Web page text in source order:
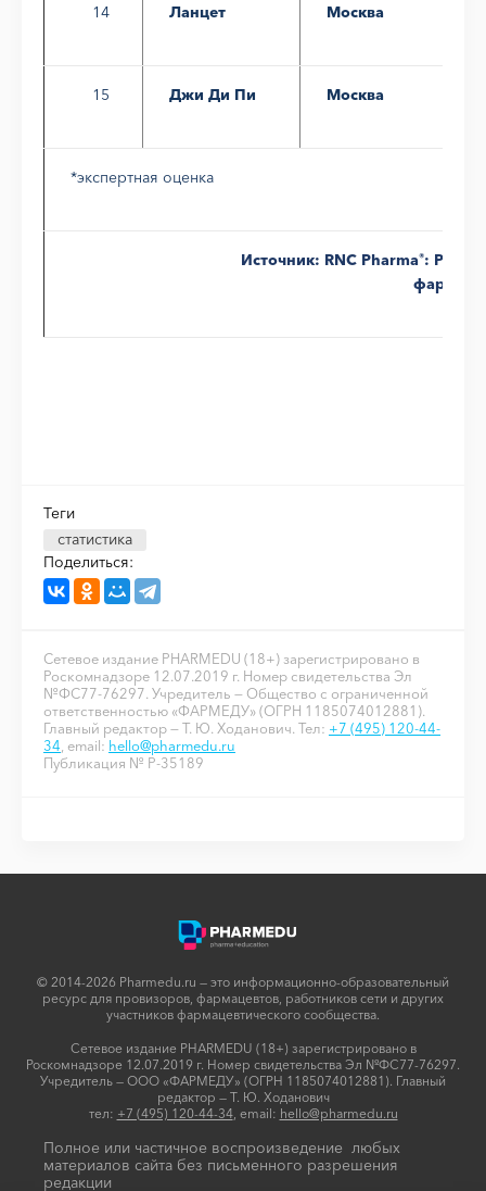
14 Ланцет Москва
15 Джи Ди Пи Москва
*экспертная оценка
Источник: RNC Pharma®:
Теги
статистика
Поделиться:
Сетевое издание PHARMEDU (18+) зарегистрировано в
Роскомнадзоре 12.07.2019 г. Номер свидетельства Эл
№ФС77-76297. Учредитель — Общество с ограниченной
ответственностью «ФАРМЕДУ» (ОГРН 1185074012881).
Главный редактор — Т. Ю. Ходанович. Тел: +7 (495) 120-44-
34 , email: hello@pharmedu.ru
Публикация № P-35189
© 2014-2026 Pharmedu.ru — это информационно-образовательный
ресурс для провизоров, фармацевтов, работников сети и других
участников фармацевтического сообщества.
Сетевое издание PHARMEDU (18+) зарегистрировано в
Роскомнадзоре 12.07.2019 г. Номер свидетельства Эл №ФС77-76297.
Учредитель — ООО «ФАРМЕДУ» (ОГРН 1185074012881). Главный
редактор — Т. Ю. Ходанович
тел: +7 (495) 120-44-34, email: hello@pharmedu.ru
Полное или частичное воспроизведение любых
материалов сайта без письменного разрешения
редакции